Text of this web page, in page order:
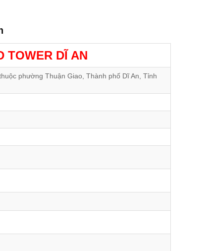
TOWER DĨ AN
phường Thuận Giao, Thành phố Dĩ An, Tỉnh